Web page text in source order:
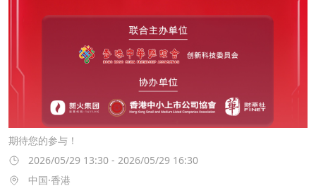
期待您的参与！
2026/05/29 13:30 - 2026/05/29 16:30
中国·香港